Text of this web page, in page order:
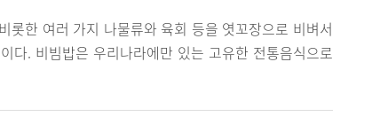
롯한 여러 가지 나물류와 육회 등을 엿꼬장으로 비벼서
다. 비빔밥은 우리나라에만 있는 고유한 전통음식으로